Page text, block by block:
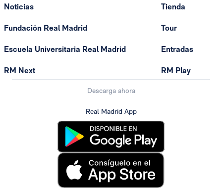
Noticias
Fundación Real Madrid
Escuela Universitaria Real Madrid
RM Next
Tienda
Tour
Entradas
RM Play
Descarga ahora
Real Madrid App